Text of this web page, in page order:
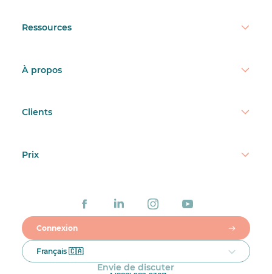
Ressources
À propos
Clients
Prix
Connexion
Français 🇨🇦
Envie de discuter